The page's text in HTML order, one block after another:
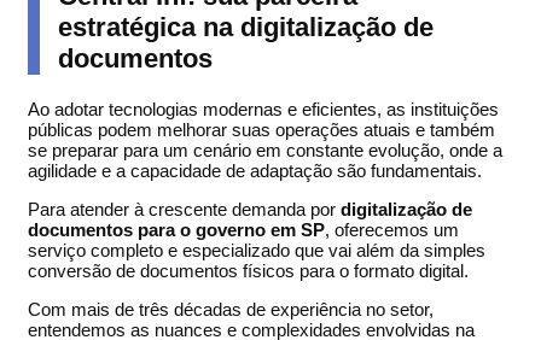
estratégica na digitalização de
documentos
Ao adotar tecnologias modernas e eficientes, as instituições
públicas podem melhorar suas operações atuais e também
se preparar para um cenário em constante evolução, onde a
agilidade e a capacidade de adaptação são fundamentais.
Para atender à crescente demanda por digitalização de
documentos para o governo em SP, oferecemos um
serviço completo e especializado que vai além da simples
conversão de documentos físicos para o formato digital.
Com mais de três décadas de experiência no setor,
entendemos as nuances e complexidades envolvidas na